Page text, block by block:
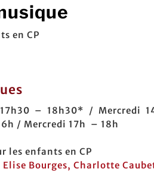
en CP
– 18h30* / Mercredi
/ Mercredi 17h – 18h
les enfants en CP
Elise Bourges, Charlotte